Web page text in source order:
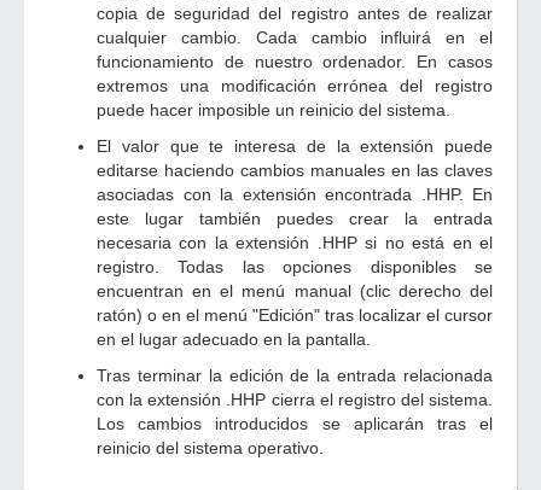
copia de seguridad del registro antes de realizar
cualquier cambio. Cada cambio influirá en el
funcionamiento de nuestro ordenador. En casos
extremos una modificación errónea del registro
puede hacer imposible un reinicio del sistema.
El valor que te interesa de la extensión puede
editarse haciendo cambios manuales en las claves
asociadas con la extensión encontrada .HHP. En
este lugar también puedes crear la entrada
necesaria con la extensión .HHP si no está en el
registro. Todas las opciones disponibles se
encuentran en el menú manual (clic derecho del
ratón) o en el menú "Edición" tras localizar el cursor
en el lugar adecuado en la pantalla.
Tras terminar la edición de la entrada relacionada
con la extensión .HHP cierra el registro del sistema.
Los cambios introducidos se aplicarán tras el
reinicio del sistema operativo.